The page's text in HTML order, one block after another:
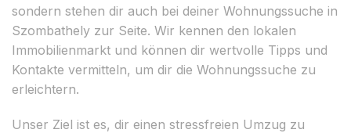
sondern stehen dir auch bei deiner Wohnungssuche in
Szombathely zur Seite. Wir kennen den lokalen
Immobilienmarkt und können dir wertvolle Tipps und
Kontakte vermitteln, um dir die Wohnungssuche zu
erleichtern.
Unser Ziel ist es, dir einen stressfreien Umzug zu